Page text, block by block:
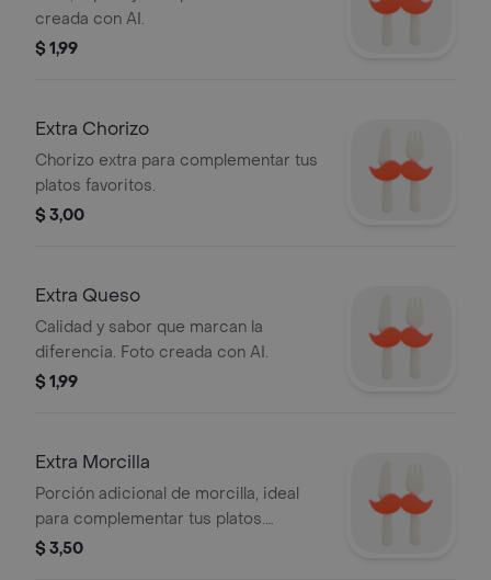
creada con AI.
$ 1,99
Extra Chorizo
Chorizo extra para complementar tus
platos favoritos.
$ 3,00
Extra Queso
Calidad y sabor que marcan la
diferencia. Foto creada con AI.
$ 1,99
Extra Morcilla
Porción adicional de morcilla, ideal
para complementar tus platos.
Servida con salsa verde.
$ 3,50